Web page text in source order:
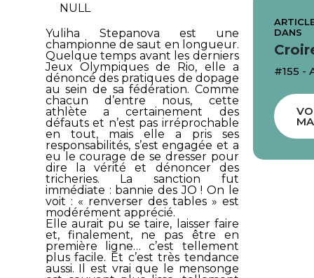
NULL
Yuliha Stepanova est une
championne de saut en longueur.
Quelque temps avant les derniers
Jeux Olympiques de Rio, elle a
dénoncé des pratiques de dopage
au sein de sa fédération. Comme
chacun d’entre nous, cette
athlète a certainement des
défauts et n’est pas irréprochable
en tout, mais elle a pris ses
responsabilités, s’est engagée et a
eu le courage de se dresser pour
dire la vérité et dénoncer des
tricheries. La sanction fut
immédiate : bannie des JO ! On le
voit : « renverser des tables » est
modérément apprécié.
Elle aurait pu se taire, laisser faire
et, finalement, ne pas être en
première ligne… c’est tellement
plus facile. Et c’est très tendance
aussi. Il est vrai que le mensonge
DANS
#155 -